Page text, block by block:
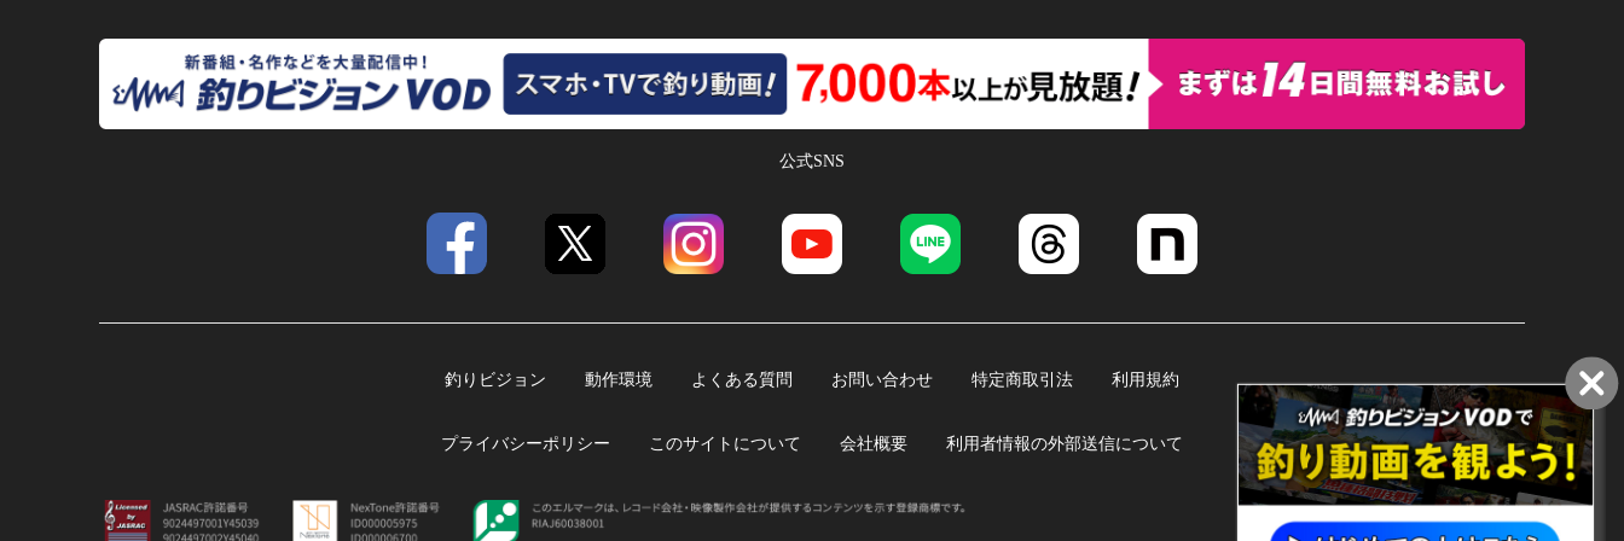
公式SNS
釣りビジョン 動作環境 よくある質問 お問い合わせ 特定商取引法 利用規約
プライバシーポリシー このサイトについて 会社概要 利用者情報の外部送信について